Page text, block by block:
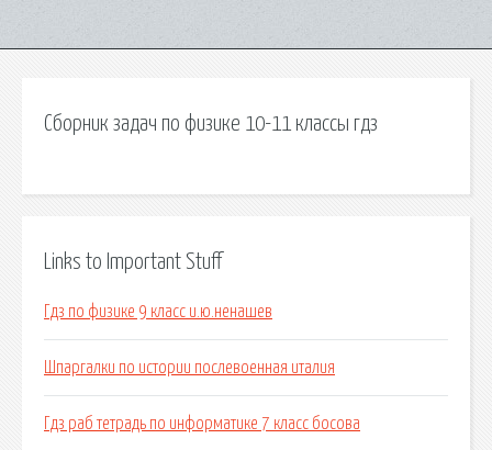
Сборник задач по физике 10-11 классы гдз
Links to Important Stuff
Гдз по физике 9 класс и.ю.ненашев
Шпаргалки по истории послевоенная италия
Гдз раб тетрадь по информатике 7 класс босова